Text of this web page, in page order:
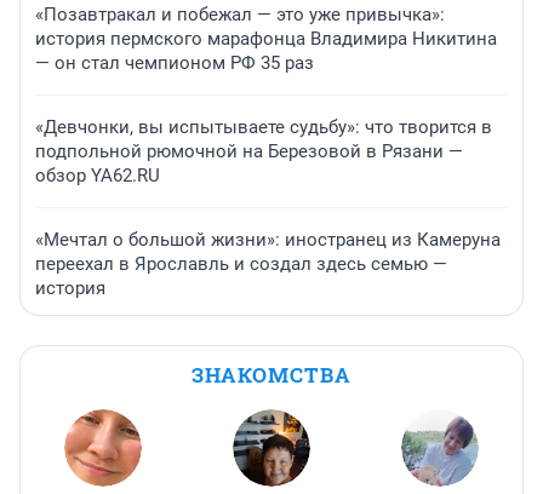
«Позавтракал и побежал — это уже привычка»:
история пермского марафонца Владимира Никитина
— он стал чемпионом РФ 35 раз
«Девчонки, вы испытываете судьбу»: что творится в
подпольной рюмочной на Березовой в Рязани —
обзор YA62.RU
«Мечтал о большой жизни»: иностранец из Камеруна
переехал в Ярославль и создал здесь семью —
история
ЗНАКОМСТВА